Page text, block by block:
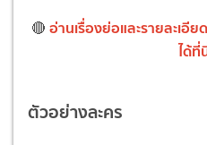
🔴 อ่านเรื่องย่อและรายละเอี
ได้ที่
ตัวอย่างละคร